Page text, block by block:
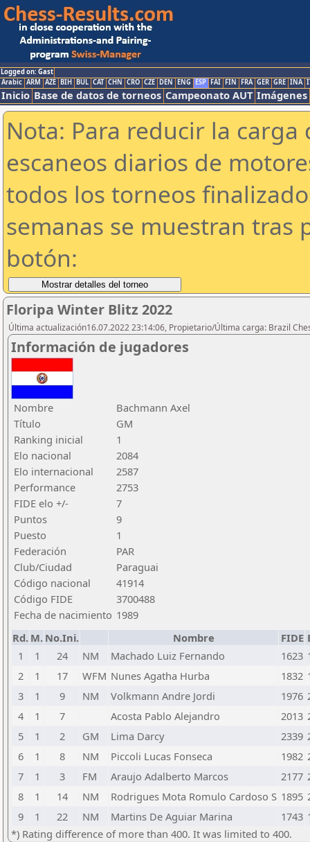
Logged on: Gast
Arabic ARM AZE BIH BUL CAT CHN CRO CZE DEN ENG ESP FAI FIN FRA GER GRE INA
Inicio Base de datos de torneos Campeonato AUT Imágenes
Nota: Para reducir la
escaneos diarios de
todos los torneos
semanas se muestran tras
botón:
Floripa Winter Blitz 2022
Última actualización16.07.2022 23:14:06, Propietario/Última carga: Brazil
Información de jugadores
Nombre
Bachmann Axel
Título
GM
Ranking inicial
1
Elo nacional
2084
Elo internacional
2587
Performance
2753
FIDE elo +/-
7
Puntos
9
Puesto
1
Federación
PAR
Club/Ciudad
Paraguai
Código nacional
41914
Código FIDE
3700488
Fecha de nacimiento 1989
Rd. M. No.Ini. Nombre FIDE
1
1 24 NM Machado Luiz Fernando 1623
2
1 17 WFM Nunes Agatha Hurba 1832
3
1 9 NM Volkmann Andre Jordi 1976
4
1 7 Acosta Pablo Alejandro 2013
5
1 2 GM Lima Darcy 2339
6
1 8 NM Piccoli Lucas Fonseca 1982
7
1 3 FM Araujo Adalberto Marcos 2177
8
1 14 NM Rodrigues Mota Romulo Cardoso S 1895
9
1 22 NM Martins De Aguiar Marina 1743
*) Rating difference of more than 400. It was limited to 400.